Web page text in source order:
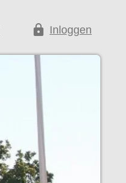
lock Inloggen